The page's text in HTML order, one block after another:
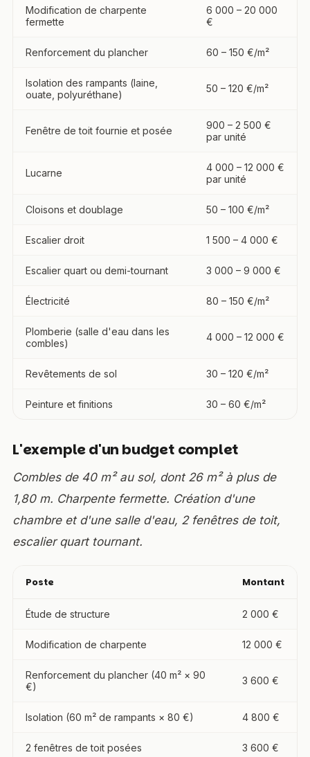
Modification de charpente
fermette
6 000 – 20 000
€
Renforcement du plancher 60 – 150 €/m²
Isolation des rampants (laine,
ouate, polyuréthane)
50 – 120 €/m²
Fenêtre de toit fournie et posée
900 – 2 500 €
par unité
Lucarne
4 000 – 12 000 €
par unité
Cloisons et doublage 50 – 100 €/m²
Escalier droit 1 500 – 4 000 €
Escalier quart ou demi-tournant 3 000 – 9 000 €
Électricité 80 – 150 €/m²
Plomberie (salle d'eau dans les
combles)
4 000 – 12 000 €
Revêtements de sol 30 – 120 €/m²
Peinture et finitions 30 – 60 €/m²
L'exemple d'un budget complet
Combles de 40 m² au sol, dont 26 m² à plus de
1,80 m. Charpente fermette. Création d'une
chambre et d'une salle d'eau, 2 fenêtres de toit,
escalier quart tournant.
Poste Montant
Étude de structure 2 000 €
Modification de charpente 12 000 €
Renforcement du plancher (40 m² × 90
€)
3 600 €
Isolation (60 m² de rampants × 80 €) 4 800 €
2 fenêtres de toit posées 3 600 €